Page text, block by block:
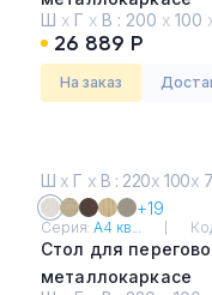
Серый
Ш х Г х В : 200 х 100
26 889 Р
На заказ
Ш х Г х В : 220х 100х
+19
Серия:А4 кв...
Стол для
металлокаркасе